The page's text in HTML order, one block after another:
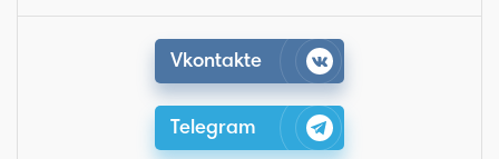
Vkontakte
Telegram